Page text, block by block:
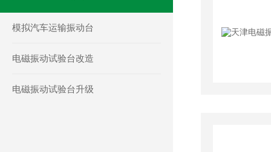
模拟汽车运输振动台
电磁振动试验台改造
电磁振动试验台升级